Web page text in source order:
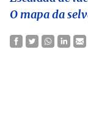
O mapa da